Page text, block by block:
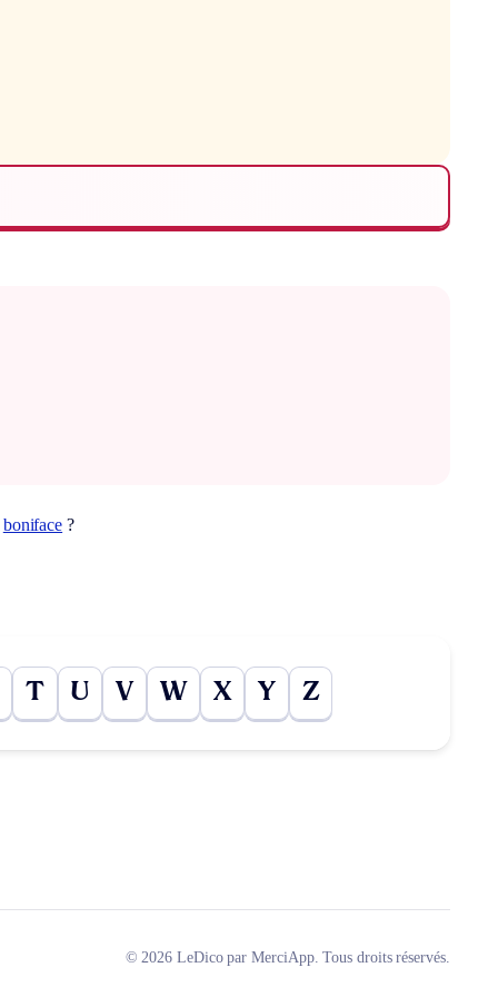
boniface ?
T U V W X Y Z
© 2026 LeDico par MerciApp. Tous droits réservés.